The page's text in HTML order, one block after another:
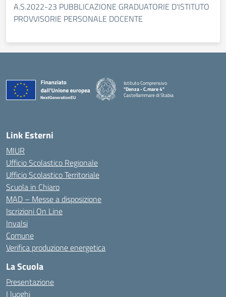
A.S.2022-23 PUBBLICAZIONE GRADUATORIE D'ISTITUTO
PROVVISORIE PERSONALE DOCENTE
Istituto Comprensivo
"Denza - C.mare 4"
Castellammare di Stabia
Link Esterni
MIUR
Ufficio Scolastico Regionale
Ufficio Scolastico Territoriale
Scuola in Chiaro
MAD – Messe a disposizione
Iscrizioni On Line
Invalsi
Comune
Verifica produzione energetica
La Scuola
Presentazione
I luoghi